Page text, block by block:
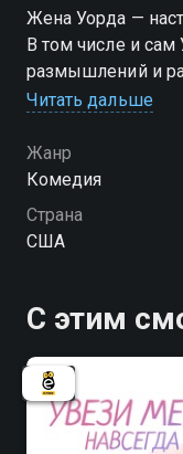
Жена Уорда —
В том числе и
размышлений и
эту тему
и возможностей...
Читать дальше
Жанр
Комедия
Страна
США
С этим